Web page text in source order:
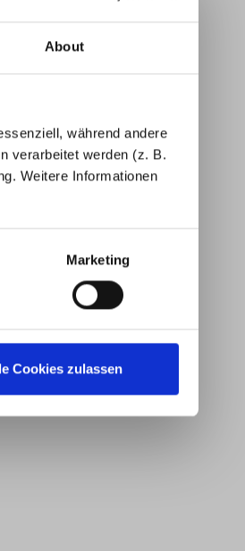
About
während andere
verarbeitet werden (z. B.
Weitere Informationen
Marketing
Cookies zulassen